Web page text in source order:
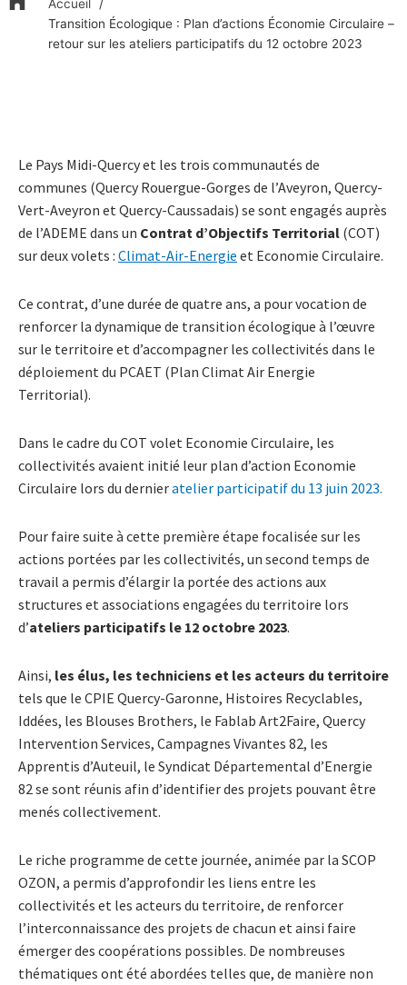
Accueil
Transition Écologique : Plan d’actions Économie Circulaire –
retour sur les ateliers participatifs du 12 octobre 2023
Le Pays Midi-Quercy et les trois communautés de
communes (Quercy Rouergue-Gorges de l’Aveyron, Quercy-
Vert-Aveyron et Quercy-Caussadais) se sont engagés auprès
de l’ADEME dans un Contrat d’Objectifs Territorial (COT)
sur deux volets : Climat-Air-Energie et Economie Circulaire.
Ce contrat, d’une durée de quatre ans, a pour vocation de
renforcer la dynamique de transition écologique à l’œuvre
sur le territoire et d’accompagner les collectivités dans le
déploiement du PCAET (Plan Climat Air Energie
Territorial).
Dans le cadre du COT volet Economie Circulaire, les
collectivités avaient initié leur plan d’action Economie
Circulaire lors du dernieratelier participatif du 13 juin 2023.
Pour faire suite à cette première étape focalisée sur les
actions portées par les collectivités, un second temps de
travail a permis d’élargir la portée des actions aux
structures et associations engagées du territoire lors
d’ateliers participatifs le 12 octobre 2023.
Ainsi, les élus, les techniciens et les acteurs du territoire
tels que le CPIE Quercy-Garonne, Histoires Recyclables,
Iddées, les Blouses Brothers, le Fablab Art2Faire, Quercy
Intervention Services, Campagnes Vivantes 82, les
Apprentis d’Auteuil, le Syndicat Départemental d’Energie
82 se sont réunis afin d’identifier des projets pouvant être
menés collectivement.
Le riche programme de cette journée, animée par la SCOP
OZON, a permis d’approfondir les liens entre les
collectivités et les acteurs du territoire, de renforcer
l’interconnaissance des projets de chacun et ainsi faire
émerger des coopérations possibles. De nombreuses
thématiques ont été abordées telles que, de manière non